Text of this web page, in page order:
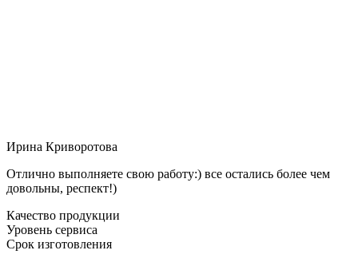
Ирина Криворотова
Отлично выполняете свою работу:) все остались более чем
довольны, респект!)
Качество продукции
Уровень сервиса
Срок изготовления